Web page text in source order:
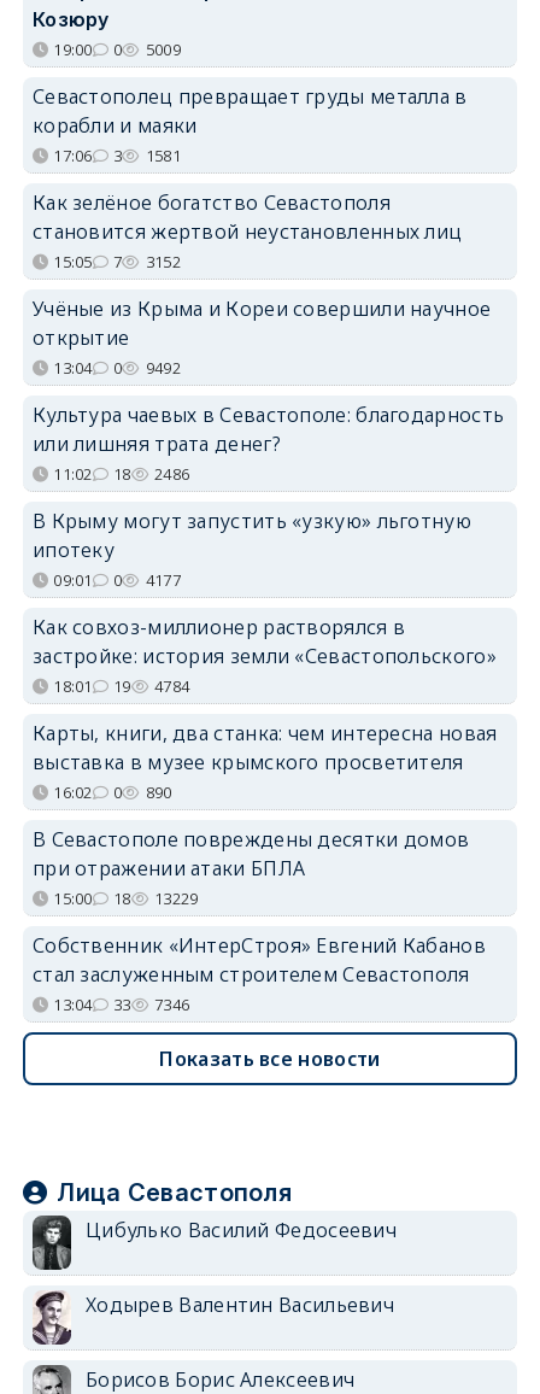
Козюру
19:00 0 5009
Севастополец превращает груды металла в
корабли и маяки
17:06 3 1581
Как зелёное богатство Севастополя
становится жертвой неустановленных лиц
15:05 7 3152
Учёные из Крыма и Кореи совершили научное
открытие
13:04 0 9492
Культура чаевых в Севастополе: благодарность
или лишняя трата денег?
11:02 18 2486
В Крыму могут запустить «узкую» льготную
ипотеку
09:01 0 4177
Как совхоз-миллионер растворялся в
застройке: история земли «Севастопольского»
18:01 19 4784
Карты, книги, два станка: чем интересна новая
выставка в музее крымского просветителя
16:02 0 890
В Севастополе повреждены десятки домов
при отражении атаки БПЛА
15:00 18 13229
Собственник «ИнтерСтроя» Евгений Кабанов
стал заслуженным строителем Севастополя
13:04 33 7346
Показать все новости
Лица Севастополя
Цибулько Василий Федосеевич
Ходырев Валентин Васильевич
Борисов Борис Алексеевич